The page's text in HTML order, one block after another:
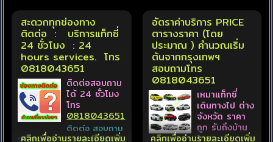
ยินดีต้อนรับ ลูกค้าผู้ทรง
เกียรติทุกท่าน
เข้าสู่เวปไซต์
Pongsaktaxiservice เพื่อ
การเดินทาง ท่องเที่ยวและผัก
สะดวกทุกช่องทาง
ติดต่อ : บริการแท็กซี่
24 ชั่วโมง : 24
hours services. โทร
0818043651
ติดต่อสอบถาม
ได้ 24 ชั่วโมง
โทร
0818043651
ติดต่อ สอบถาม
ปรึกษา ราคา รถยนต์เดินทาง
คลิกเพื่ออ่านรายละเอียดเพิ่ม
อัตราค่าบริการ PRICE
ตารางราคา (โดย
ประมาณ ) คำนวณเริ่ม
ต้นจากกรุงเทพฯ
สอบถามโทร
0818043651
เหมาแท็กซี่
เดินทางไป ต่าง
จังหวัด ราคา
ถูก รับถึงบ้าน
โทร
คลิกเพื่ออ่านรายละเอียดเพิ่ม